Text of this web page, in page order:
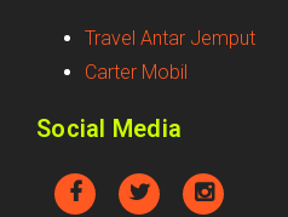
Travel Antar Jemput
Carter Mobil
Social Media